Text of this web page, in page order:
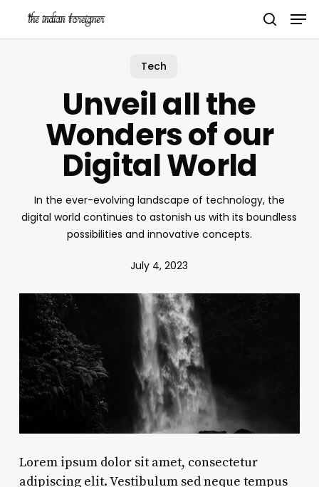
main
Tech
Unveil all the
Wonders of our
Digital World
In the ever-evolving landscape of technology, the
digital world continues to astonish us with its boundless
possibilities and innovative concepts.
July 4, 2023
Lorem ipsum dolor sit amet, consectetur
adipiscing elit. Vestibulum sed neque tempus